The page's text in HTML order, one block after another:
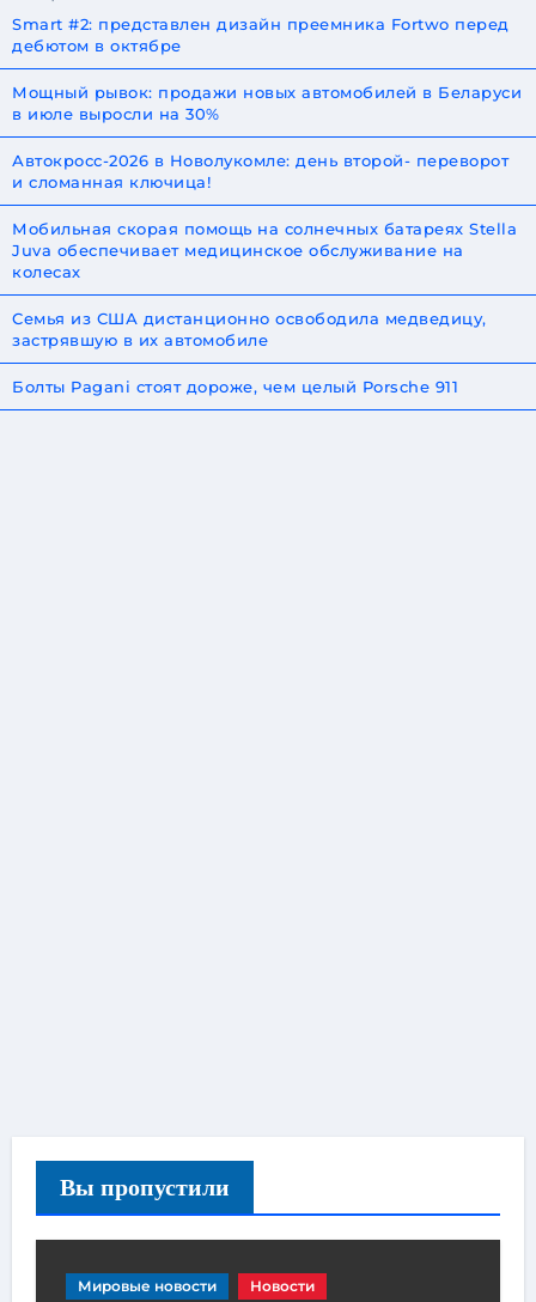
Smart #2: представлен дизайн преемника Fortwo перед
дебютом в октябре
Мощный рывок: продажи новых автомобилей в Беларуси
в июле выросли на 30%
Автокросс-2026 в Новолукомле: день второй- переворот
и сломанная ключица!
Мобильная скорая помощь на солнечных батареях Stella
Juva обеспечивает медицинское обслуживание на
колесах
Семья из США дистанционно освободила медведицу,
застрявшую в их автомобиле
Болты Pagani стоят дороже, чем целый Porsche 911
Вы пропустили
Мировые новости Новости